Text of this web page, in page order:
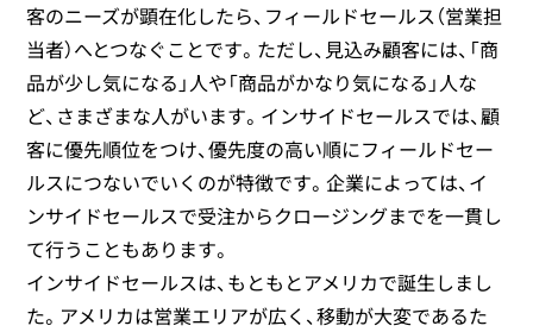
客のニーズが顕在化したら、フィールドセールス（営業担
当者）へとつなぐことです。ただし、見込み顧客には、「商
品が少し気になる」人や「商品がかなり気になる」人な
ど、さまざまな人がいます。インサイドセールスでは、顧
客に優先順位をつけ、優先度の高い順にフィールドセー
ルスにつないでいくのが特徴です。企業によっては、イ
ンサイドセールスで受注からクロージングまでを一貫し
て行うこともあります。
インサイドセールスは、もともとアメリカで誕生しまし
た。アメリカは営業エリアが広く、移動が大変であるた